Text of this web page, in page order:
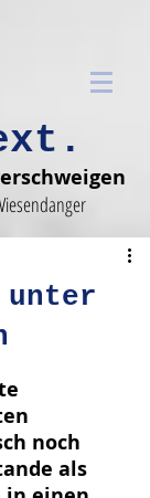
unter
noch
als